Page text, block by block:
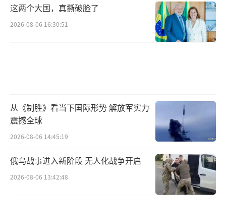
这两个大国，真撕破脸了
2026-08-06 16:30:51
从《制胜》看当下国际形势 解放军实力
震撼全球
2026-08-06 14:45:19
俄乌战事进入新阶段 无人化战争开启
2026-08-06 13:42:48